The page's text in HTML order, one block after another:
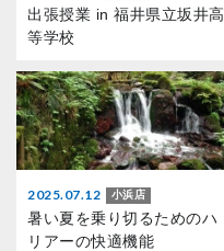
出張授業 in 福井県立坂井高
等学校
2025.07.12 小浜店
暑い夏を乗り切るためのハ
リアーの快適機能